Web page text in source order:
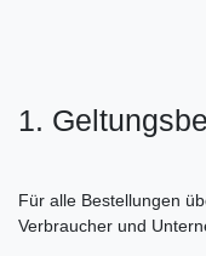
1.
Für alle Bestellungen
Verbraucher und